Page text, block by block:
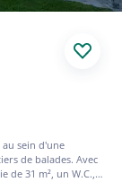
au sein d'une
de balades. Avec
de 31 m², un W.C.,